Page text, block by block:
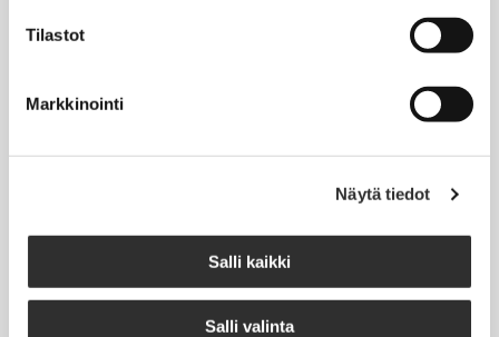
Tilastot
Markkinointi
Näytä tiedot
Salli kaikki
Salli valinta
Tapahtumakalenteri
JOBI